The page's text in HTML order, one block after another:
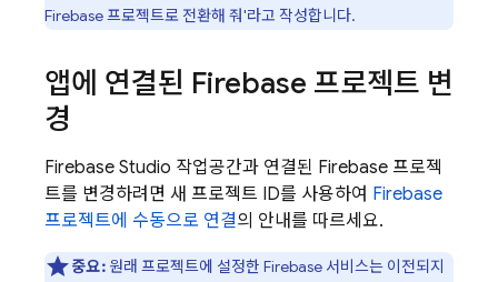
Firebase 프로젝트로 전환해 줘'라고 작성합니다.
앱에 연결된 Firebase 프로젝트 변
경
Firebase Studio 작업공간과 연결된 Firebase 프로젝
트를 변경하려면 새 프로젝트 ID를 사용하여 Firebase
프로젝트에 수동으로 연결의 안내를 따르세요.
중요:원래 프로젝트에 설정한 Firebase 서비스는 이전되지